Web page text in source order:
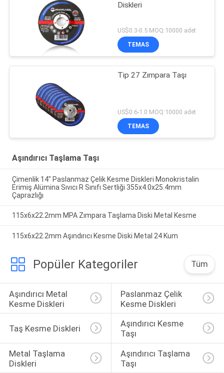
Diskleri
US$0.3-0.5 MOQ:10000 adet
TEMAS
Tip 27 Zımpara Taşı
US$0.6-1.0 MOQ:10000 adet
TEMAS
Aşındırıcı Taşlama Taşı
Çimenlik 14" Paslanmaz Çelik Kesme Diskleri Monokristalin
Erimiş Alümina Sıvıcı R Sınıfı Sertliği 355x4.0x25.4mm
Çaprazlığı
115x6x22.2mm MPA Zımpara Taşlama Diski Metal Kesme
115x6x22.2mm Aşındırıcı Kesme Diski Metal 24 Kum
Popüler Kategoriler Tüm
Aşındırıcı Metal
Kesme Diskleri
Paslanmaz Çelik
Kesme Diskleri
Taş Kesme Diskleri
Aşındırıcı Kesme
Taşı
Metal Taşlama
Diskleri
Aşındırıcı Taşlama
Taşı